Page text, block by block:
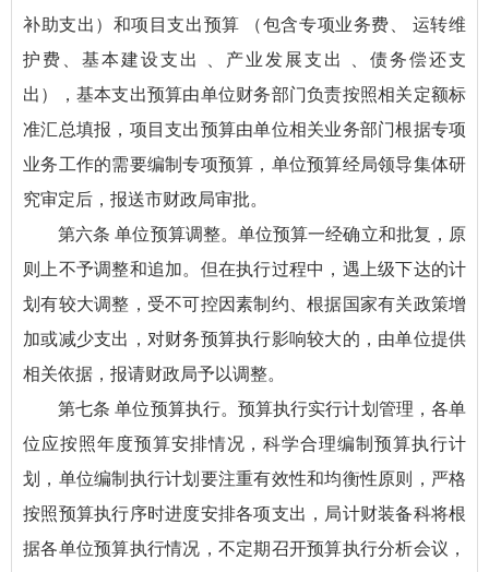
补助支出）和项目支出预算 （包含专项业务费、 运转维
护费、基本建设支出 、产业发展支出 、债务偿还支
出），基本支出预算由单位财务部门负责按照相关定额标
准汇总填报，项目支出预算由单位相关业务部门根据专项
业务工作的需要编制专项预算，单位预算经局领导集体研
究审定后，报送市财政局审批。
第六条 单位预算调整。单位预算一经确立和批复，原
则上不予调整和追加。但在执行过程中，遇上级下达的计
划有较大调整，受不可控因素制约、根据国家有关政策增
加或减少支出，对财务预算执行影响较大的，由单位提供
相关依据，报请财政局予以调整。
第七条 单位预算执行。预算执行实行计划管理，各单
位应按照年度预算安排情况，科学合理编制预算执行计
划，单位编制执行计划要注重有效性和均衡性原则，严格
按照预算执行序时进度安排各项支出，局计财装备科将根
据各单位预算执行情况，不定期召开预算执行分析会议，